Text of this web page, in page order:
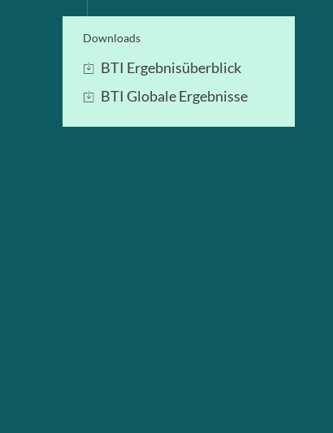
Downloads
BTI Ergebnisüberblick
BTI Globale Ergebnisse